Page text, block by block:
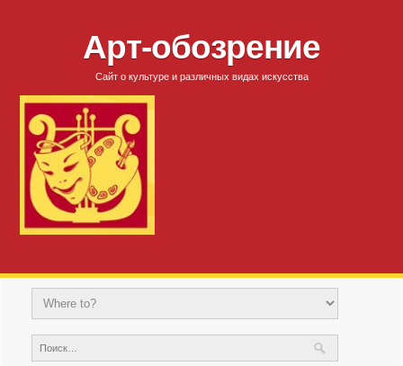
Арт-обозрение
Сайт о культуре и различных видах искусства